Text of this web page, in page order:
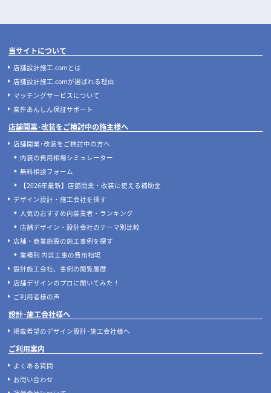
当サイトについて
店舗設計施工.comとは
店舗設計施工.comが選ばれる理由
マッチングサービスについて
案件あんしん保証サポート
店舗開業･改装をご検討中の施主様へ
店舗開業･改装をご検討中の方へ
内装の費用相場シミュレーター
無料相談フォーム
【2026年最新】店舗開業・改装に使える補助金
デザイン設計・施工会社を探す
人気のおすすめ内装業者・ランキング
店舗デザイン・設計会社のテーマ別比較
店舗・商業施設の施工事例を探す
業種別 内装工事の費用相場
設計施工会社、事例の閲覧履歴
店舗デザインのプロに聞いてみた！
ご利用者様の声
設計･施工会社様へ
掲載希望のデザイン設計･施工会社様へ
ご利用案内
よくある質問
お問い合わせ